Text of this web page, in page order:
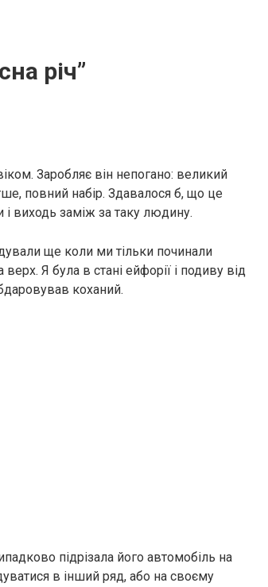
річ”
Заробляє він непогано: великий
повний набір. Здавалося б, що це
і виходь заміж за таку людину.
ще коли ми тільки починали
Я була в стані ейфорії і подиву від
коханий.
підрізала його автомобіль на
в інший ряд, або на своєму